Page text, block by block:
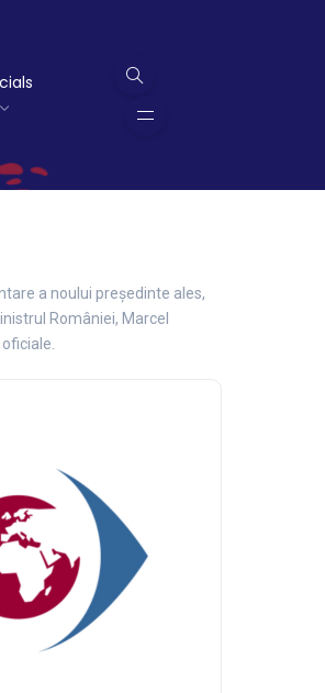
a noului președinte ales,
României, Marcel